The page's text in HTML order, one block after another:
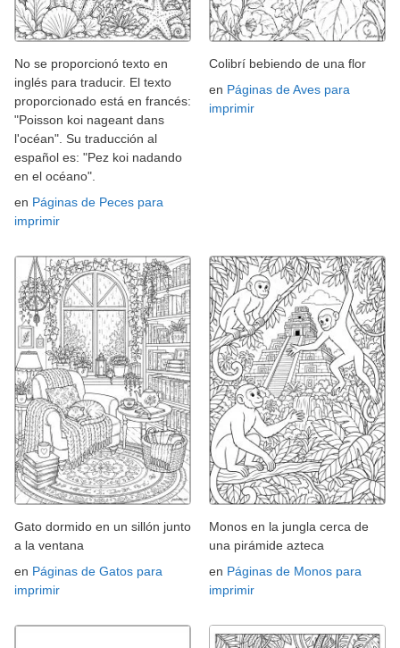
No se proporcionó texto en
inglés para traducir. El texto
proporcionado está en francés:
"Poisson koi nageant dans
l'océan". Su traducción al
español es: "Pez koi nadando
en el océano".
en Páginas de Peces para
imprimir
Colibrí bebiendo de una flor
en Páginas de Aves para
imprimir
Gato dormido en un sillón junto
a la ventana
en Páginas de Gatos para
imprimir
Monos en la jungla cerca de
una pirámide azteca
en Páginas de Monos para
imprimir